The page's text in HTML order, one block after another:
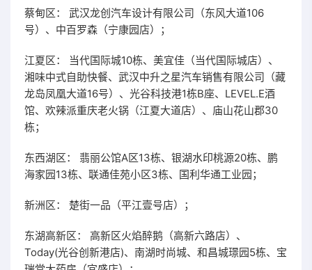
蔡甸区： 武汉龙创汽车设计有限公司（东风大道106
号）、中百罗森（宁康园店）；
江夏区： 当代国际城10栋、美宜佳（当代国际城店）、
湘味中式自助快餐、武汉中升之星汽车销售有限公司（藏
龙岛凤凰大道16号）、光谷科技港1栋B座、LEVEL.E酒
馆、欢辣派重庆老火锅（江夏大道店）、庙山花山郡30
栋；
东西湖区： 翡丽公馆A区13栋、银湖水印桃源20栋、鹏
海家园13栋、联通佳苑小区3栋、国利华通工业园；
新洲区： 楚街一品（平江壹号店）；
东湖高新区： 高新区火焰醉鹅（高新六路店）、
Today(光谷创新港店)、南湖时尚城、和昌城璟园5栋、宝